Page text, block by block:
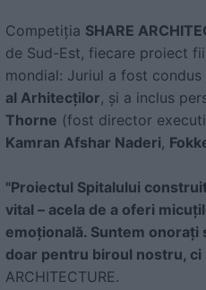
Competiția SHARE
de Sud-Est, fiecare proiect
mondial: Juriul a fost condus
al Arhitecților, și a inclus
Thorne (fost director
Kamran Afshar Naderi,
"Proiectul Spitalului
vital – acela de a oferi
emoțională. Suntem onorați
doar pentru biroul nostru, ci
ARCHITECTURE.